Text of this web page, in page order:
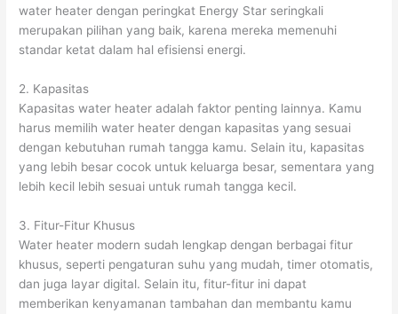
water heater dengan peringkat Energy Star seringkali
merupakan pilihan yang baik, karena mereka memenuhi
standar ketat dalam hal efisiensi energi.
2. Kapasitas
Kapasitas water heater adalah faktor penting lainnya. Kamu
harus memilih water heater dengan kapasitas yang sesuai
dengan kebutuhan rumah tangga kamu. Selain itu, kapasitas
yang lebih besar cocok untuk keluarga besar, sementara yang
lebih kecil lebih sesuai untuk rumah tangga kecil.
3. Fitur-Fitur Khusus
Water heater modern sudah lengkap dengan berbagai fitur
khusus, seperti pengaturan suhu yang mudah, timer otomatis,
dan juga layar digital. Selain itu, fitur-fitur ini dapat
memberikan kenyamanan tambahan dan membantu kamu